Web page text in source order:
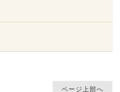
ページ上部へ